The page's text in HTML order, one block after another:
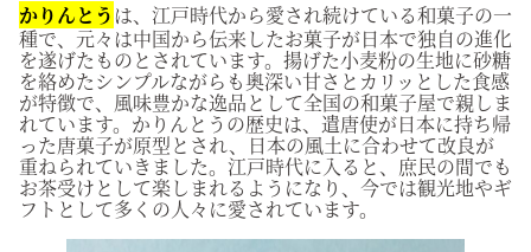
かりんとうは、江戸時代から愛され続けている和菓子の一
種で、元々は中国から伝来したお菓子が日本で独自の進化
を遂げたものとされています。揚げた小麦粉の生地に砂糖
を絡めたシンプルながらも奥深い甘さとカリッとした食感
が特徴で、風味豊かな逸品として全国の和菓子屋で親しま
れています。かりんとうの歴史は、遣唐使が日本に持ち帰
った唐菓子が原型とされ、日本の風土に合わせて改良が
重ねられていきました。江戸時代に入ると、庶民の間でも
お茶受けとして楽しまれるようになり、今では観光地やギ
フトとして多くの人々に愛されています。